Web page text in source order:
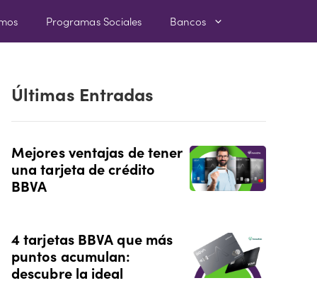
Programas Sociales Bancos
Últimas Entradas
Mejores ventajas de tener
una tarjeta de crédito
BBVA
4 tarjetas BBVA que más
puntos acumulan:
descubre la ideal